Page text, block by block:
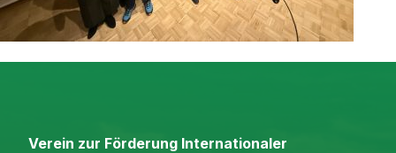
Verein zur Förderung Internationaler